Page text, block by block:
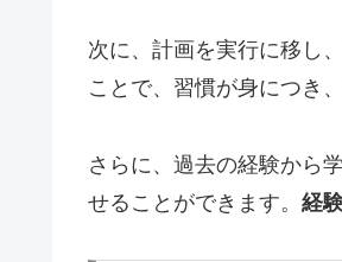
次に、計画を実行に移し
ことで、習慣が身につき
さらに、過去の経験から
せることができます。 経